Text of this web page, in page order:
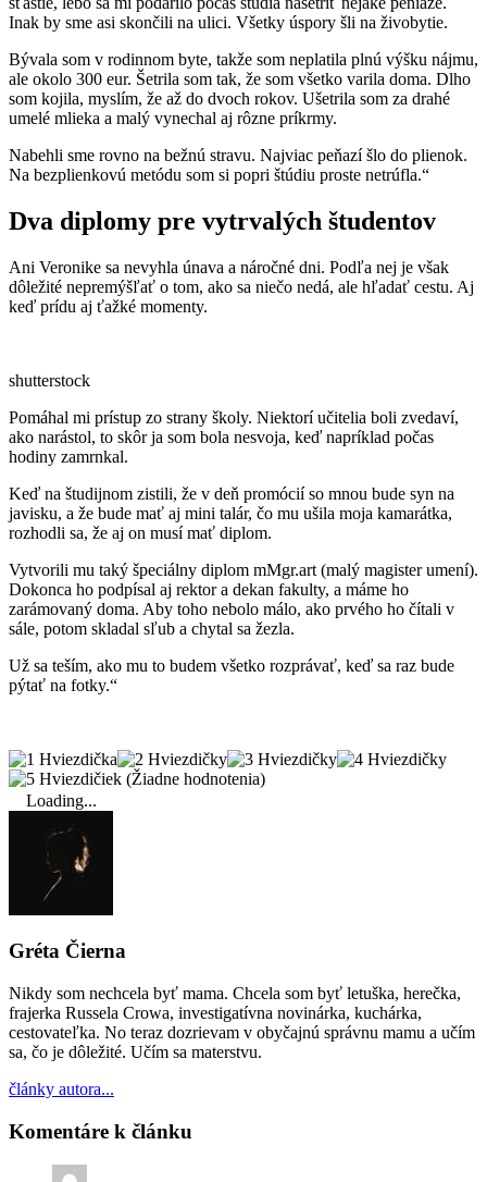
Inak by sme asi skončili na ulici. Všetky úspory šli na živobytie.
Bývala som v rodinnom byte, takže som neplatila plnú výšku nájmu,
ale okolo 300 eur. Šetrila som tak, že som všetko varila doma. Dlho
som kojila, myslím, že až do dvoch rokov. Ušetrila som za drahé
umelé mlieka a malý vynechal aj rôzne príkrmy.
Nabehli sme rovno na bežnú stravu. Najviac peňazí šlo do plienok.
Na bezplienkovú metódu som si popri štúdiu proste netrúfla.“
Dva diplomy pre vytrvalých študentov
Ani Veronike sa nevyhla únava a náročné dni. Podľa nej je však
dôležité nepremýšľať o tom, ako sa niečo nedá, ale hľadať cestu. Aj
keď prídu aj ťažké momenty.
shutterstock
Pomáhal mi prístup zo strany školy. Niektorí učitelia boli zvedaví,
ako narástol, to skôr ja som bola nesvoja, keď napríklad počas
hodiny zamrnkal.
Keď na študijnom zistili, že v deň promócií so mnou bude syn na
javisku, a že bude mať aj mini talár, čo mu ušila moja kamarátka,
rozhodli sa, že aj on musí mať diplom.
Vytvorili mu taký špeciálny diplom mMgr.art (malý magister umení).
Dokonca ho podpísal aj rektor a dekan fakulty, a máme ho
zarámovaný doma. Aby toho nebolo málo, ako prvého ho čítali v
sále, potom skladal sľub a chytal sa žezla.
Už sa teším, ako mu to budem všetko rozprávať, keď sa raz bude
pýtať na fotky.“
(Žiadne hodnotenia)
Loading...
Gréta Čierna
Nikdy som nechcela byť mama. Chcela som byť letuška, herečka,
frajerka Russela Crowa, investigatívna novinárka, kuchárka,
cestovateľka. No teraz dozrievam v obyčajnú správnu mamu a učím
sa, čo je dôležité. Učím sa materstvu.
články autora...
Komentáre k článku